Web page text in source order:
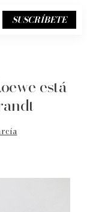
SUSCRÍBETE
está